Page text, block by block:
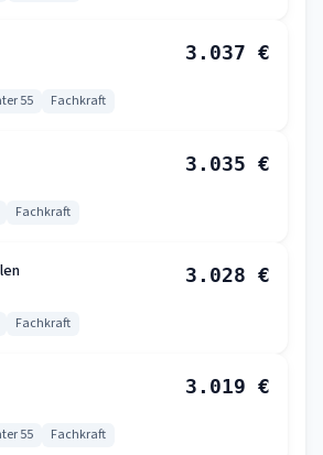
3.037 €
55 Fachkraft
3.035 €
Fachkraft
3.028 €
Fachkraft
3.019 €
55 Fachkraft